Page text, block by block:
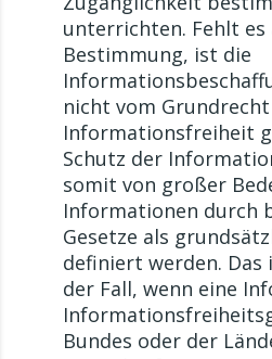
unterrichten. Fehlt es
Bestimmung, ist die
nicht vom
Informationsfreiheit
Schutz der
somit von großer
Informationen durch
Gesetze als
definiert werden. Das
der Fall, wenn eine
Bundes oder der